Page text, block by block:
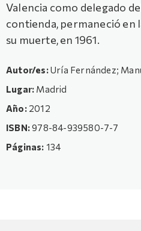
Valencia como delegado
contienda, permaneció en
su muerte, en 1961.
Autor/es:Uría Fernández;
Lugar: Madrid
Año:2012
ISBN:978-84-939580-7-7
Páginas: 134